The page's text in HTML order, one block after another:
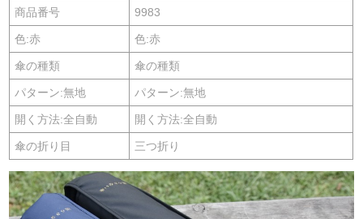
商品番号 9983
色:赤 色:赤
傘の種類 傘の種類
パターン:無地 パターン:無地
開く方法:全自動 開く方法:全自動
傘の折り目 三つ折り